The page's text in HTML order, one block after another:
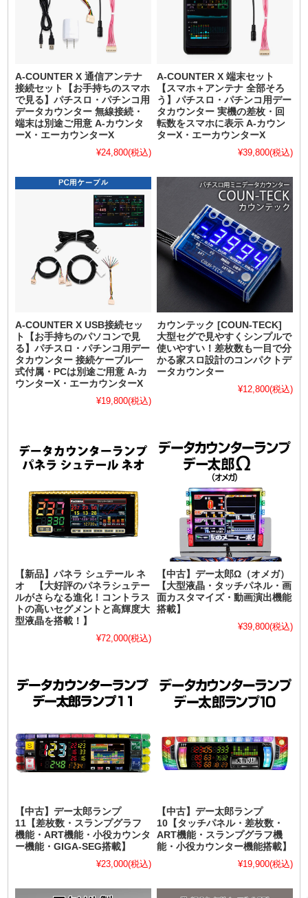
A-COUNTER X 通信アンテナ
接続セット【お手持ちのスマホ
で見る】パチスロ・パチンコ用
データカウンター 無線接続・
端末は別途ご用意 A-カウンタ
ーX・エーカウンターX
¥24,800(税込)
A-COUNTER X 端末セット
【スマホ＋アンテナ 全部そろ
う】パチスロ・パチンコ用デー
タカウンター 実機の差枚・回
転数をスマホに表示 A-カウン
ターX・エーカウンターX
¥39,800(税込)
A-COUNTER X USB接続セッ
ト【お手持ちのパソコンで見
る】パチスロ・パチンコ用デー
タカウンター 接続ケーブル一
式付属・PCは別途ご用意 A-カ
ウンターX・エーカウンターX
¥19,800(税込)
カウンテック [COUN-TECK]
大型セグで見やすくシンプルで
使いやすい！差枚数も一目で分
かる家スロ設計のコンパクトデ
ータカウンター
¥12,800(税込)
【新品】パネラ シュテール ネ
オ 【大好評のパネラシュテー
ルがさらなる進化！コントラス
トの高いセグメントと高輝度大
型液晶を搭載！】
¥72,000(税込)
【中古】デー太郎Ω（オメガ）
【大型液晶・タッチパネル・画
面カスタマイズ・動画演出機能
搭載】
¥39,800(税込)
【中古】デー太郎ランプ
11【差枚数・スランプグラフ
機能・ART機能・小役カウンタ
ー機能・GIGA-SEG搭載】
¥23,000(税込)
【中古】デー太郎ランプ
10【タッチパネル・差枚数・
ART機能・スランプグラフ機
能・小役カウンター機能搭載】
¥19,900(税込)